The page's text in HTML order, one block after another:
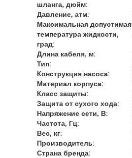
шланга, дюйм:
Давление, атм:
Максимальная допустимая
температура жидкости,
град:
Длина кабеля, м:
Тип:
Конструкция насоса:
Материал корпуса:
Класс защиты:
Защита от сухого хода:
Напряжение сети, В:
Частота, Гц:
Вес, кг:
Производитель:
Страна бренда: